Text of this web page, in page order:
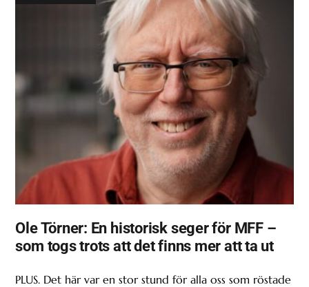
Ole Törner: En historisk seger för MFF –
som togs trots att det finns mer att ta ut
PLUS. Det här var en stor stund för alla oss som röstade